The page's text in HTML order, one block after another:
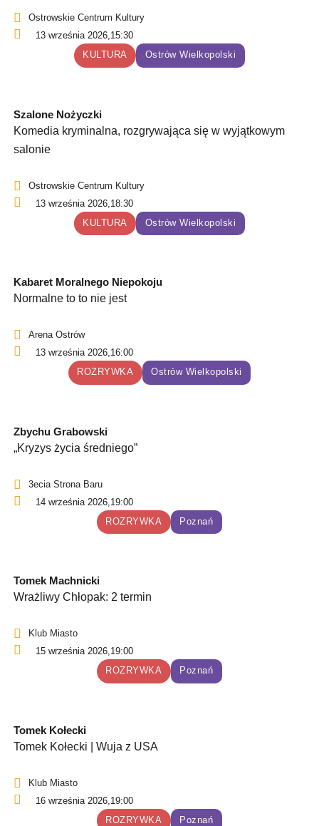
Ostrowskie Centrum Kultury
13 września 2026,15:30
KULTURA
Ostrów Wielkopolski
Szalone Nożyczki
Komedia kryminalna, rozgrywająca się w wyjątkowym
salonie
Ostrowskie Centrum Kultury
13 września 2026, 18:30
KULTURA
Ostrów Wielkopolski
Kabaret Moralnego Niepokoju
Normalne to to nie jest
Arena Ostrów
13 września 2026,16:00
ROZRYWKA
Ostrów Wielkopolski
Zbychu Grabowski
„Kryzys życia średniego”
3ecia Strona Baru
14 września 2026, 19:00
ROZRYWKA
Poznań
Tomek Machnicki
Wrażliwy Chłopak: 2 termin
Klub Miasto
15 września 2026,19:00
ROZRYWKA
Poznań
Tomek Kołecki
Tomek Kołecki | Wuja z USA
Klub Miasto
16 września 2026, 19:00
ROZRYWKA
Poznań